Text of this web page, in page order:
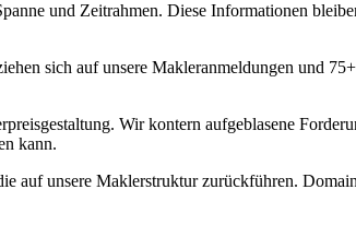
und Zeitrahmen. Diese Informationen
sich auf unsere Makleranmeldungen und
Wir kontern aufgeblasene
kann.
auf unsere Maklerstruktur zurückführen.